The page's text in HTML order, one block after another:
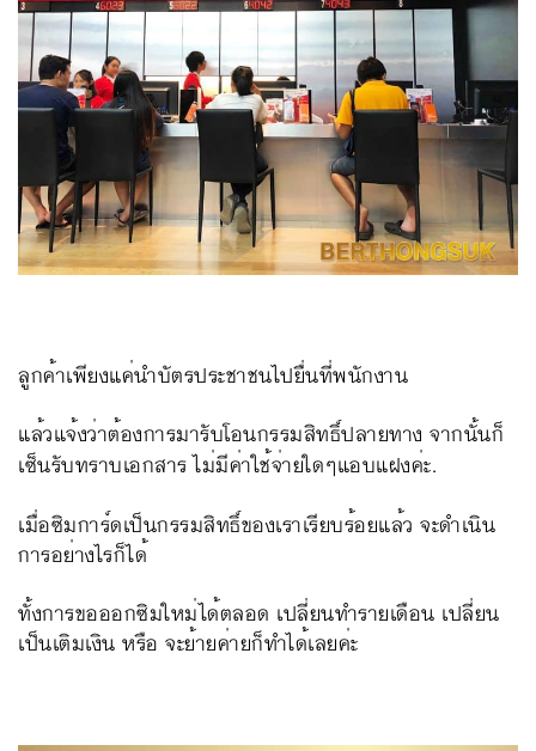
ลูกค้าเพียงแค่นำบัตรประชาชนไปยื่นที่พนักงาน
แล้วแจ้งว่าต้องการมารับโอนกรรมสิทธิ์ปลายทาง จากนั้นก็
เซ็นรับทราบเอกสาร ไม่มีค่าใช้จ่ายใดๆแอบแฝงค่ะ.
เมื่อซิมการ์ดเป็นกรรมสิทธิ์ของเราเรียบร้อยแล้ว จะดำเนิน
การอย่างไรก็ได้
ทั้งการขอออกซิมใหม่ได้ตลอด เปลี่ยนทำรายเดือน เปลี่ยน
เป็นเติมเงิน หรือ จะย้ายค่ายก็ทำได้เลยค่ะ